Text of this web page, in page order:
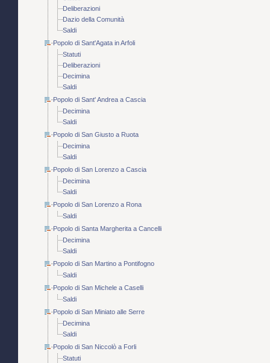
Deliberazioni
Dazio della Comunità
Saldi
Popolo di Sant'Agata in Arfoli
Statuti
Deliberazioni
Decimina
Saldi
Popolo di Sant' Andrea a Cascia
Decimina
Saldi
Popolo di San Giusto a Ruota
Decimina
Saldi
Popolo di San Lorenzo a Cascia
Decimina
Saldi
Popolo di San Lorenzo a Rona
Saldi
Popolo di Santa Margherita a Cancelli
Decimina
Saldi
Popolo di San Martino a Pontifogno
Saldi
Popolo di San Michele a Caselli
Saldi
Popolo di San Miniato alle Serre
Decimina
Saldi
Popolo di San Niccolò a Forli
Statuti